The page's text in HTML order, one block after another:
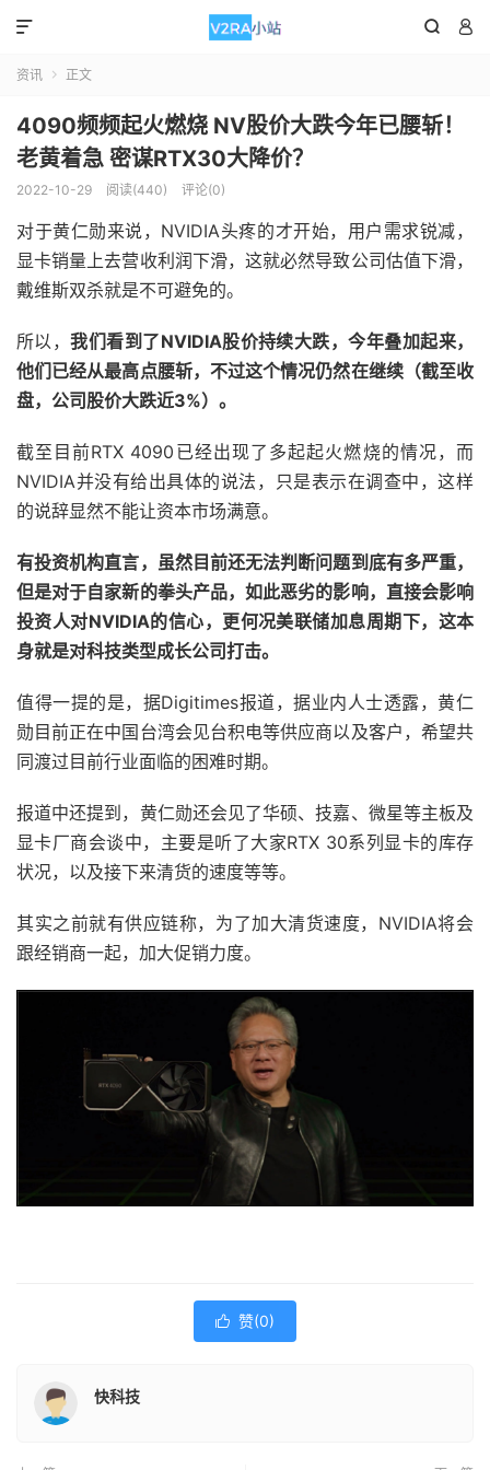
 

资讯  正文
4090频频起火燃烧 NV股价大跌今年已腰斩！
老黄着急 密谋RTX30大降价？
2022-10-29 阅读(440) 评论(0)
对于黄仁勋来说，NVIDIA头疼的才开始，用户需求锐减，
显卡销量上去营收利润下滑，这就必然导致公司估值下滑，
戴维斯双杀就是不可避免的。
所以，我们看到了NVIDIA股价持续大跌，今年叠加起来，
他们已经从最高点腰斩，不过这个情况仍然在继续（截至收
盘，公司股价大跌近3%）。
截至目前RTX 4090已经出现了多起起火燃烧的情况，而
NVIDIA并没有给出具体的说法，只是表示在调查中，这样
的说辞显然不能让资本市场满意。
有投资机构直言，虽然目前还无法判断问题到底有多严重，
但是对于自家新的拳头产品，如此恶劣的影响，直接会影响
投资人对NVIDIA的信心，更何况美联储加息周期下，这本
身就是对科技类型成长公司打击。
值得一提的是，据Digitimes报道，据业内人士透露，黄仁
勋目前正在中国台湾会见台积电等供应商以及客户，希望共
同渡过目前行业面临的困难时期。
报道中还提到，黄仁勋还会见了华硕、技嘉、微星等主板及
显卡厂商会谈中，主要是听了大家RTX 30系列显卡的库存
状况，以及接下来清货的速度等等。
其实之前就有供应链称，为了加大清货速度，NVIDIA将会
跟经销商一起，加大促销力度。
 赞(0)
快科技